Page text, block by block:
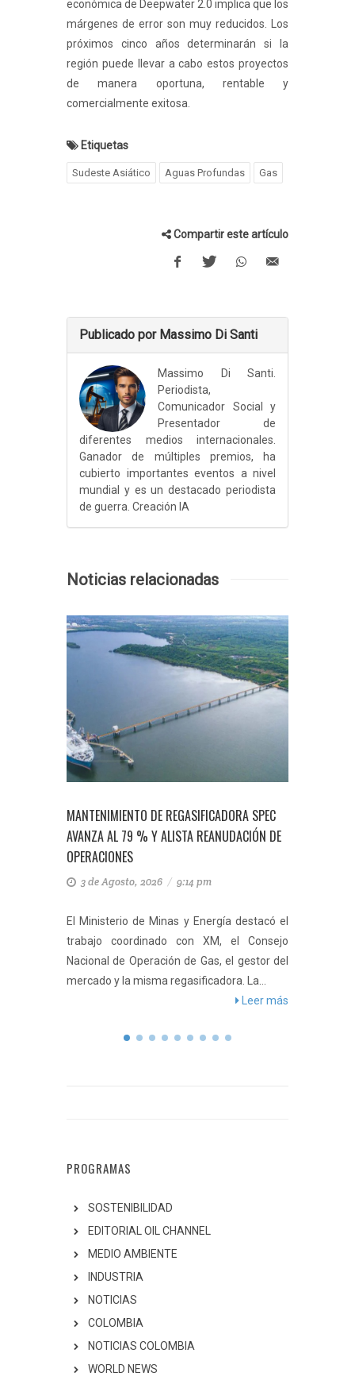
económica de Deepwater 2.0 implica que los
márgenes de error son muy reducidos. Los
próximos cinco años determinarán si la
región puede llevar a cabo estos proyectos
de manera oportuna, rentable y
comercialmente exitosa.
Etiquetas
Sudeste Asiático Aguas Profundas Gas
Compartir este artículo
Publicado por Massimo Di Santi
Massimo Di Santi.
Periodista,
Comunicador Social y
Presentador de
diferentes medios internacionales.
Ganador de múltiples premios, ha
cubierto importantes eventos a nivel
mundial y es un destacado periodista
de guerra. Creación IA
Noticias relacionadas
MANTENIMIENTO DE REGASIFICADORA SPEC
AVANZA AL 79 % Y ALISTA REANUDACIÓN DE
OPERACIONES
3 de Agosto, 2026/ 9:14 pm
El Ministerio de Minas y Energía destacó el
trabajo coordinado con XM, el Consejo
Nacional de Operación de Gas, el gestor del
mercado y la misma regasificadora. La...
Leer más
PROGRAMAS
SOSTENIBILIDAD
EDITORIAL OIL CHANNEL
MEDIO AMBIENTE
INDUSTRIA
NOTICIAS
COLOMBIA
NOTICIAS COLOMBIA
WORLD NEWS